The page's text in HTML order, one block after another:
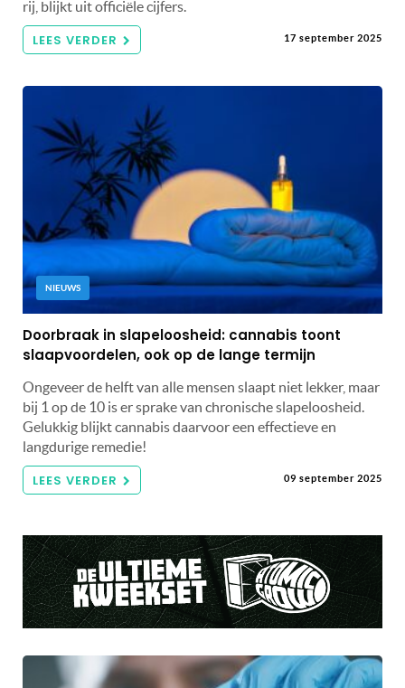
rij, blijkt uit officiële cijfers.
LEES VERDER 17 september 2025
NIEUWS
Doorbraak in slapeloosheid: cannabis toont
slaapvoordelen, ook op de lange termijn
Ongeveer de helft van alle mensen slaapt niet lekker, maar
bij 1 op de 10 is er sprake van chronische slapeloosheid.
Gelukkig blijkt cannabis daarvoor een effectieve en
langdurige remedie!
LEES VERDER 09 september 2025